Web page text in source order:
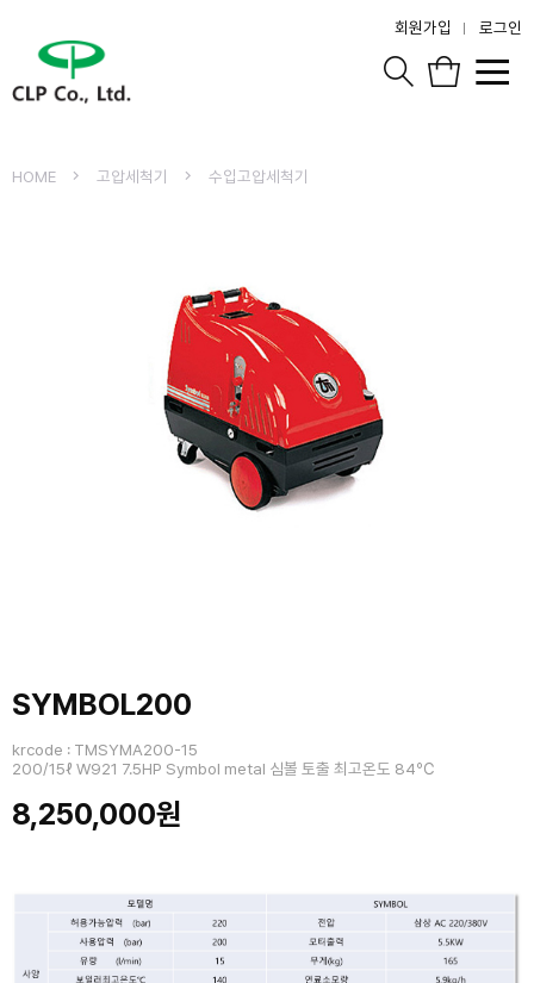
회원가입 로그인
HOME 고압세척기 수입고압세척기
SYMBOL200
krcode : TMSYMA200-15
200/15ℓ W921 7.5HP Symbol metal 심볼 토출 최고온도 84℃
8,250,000원